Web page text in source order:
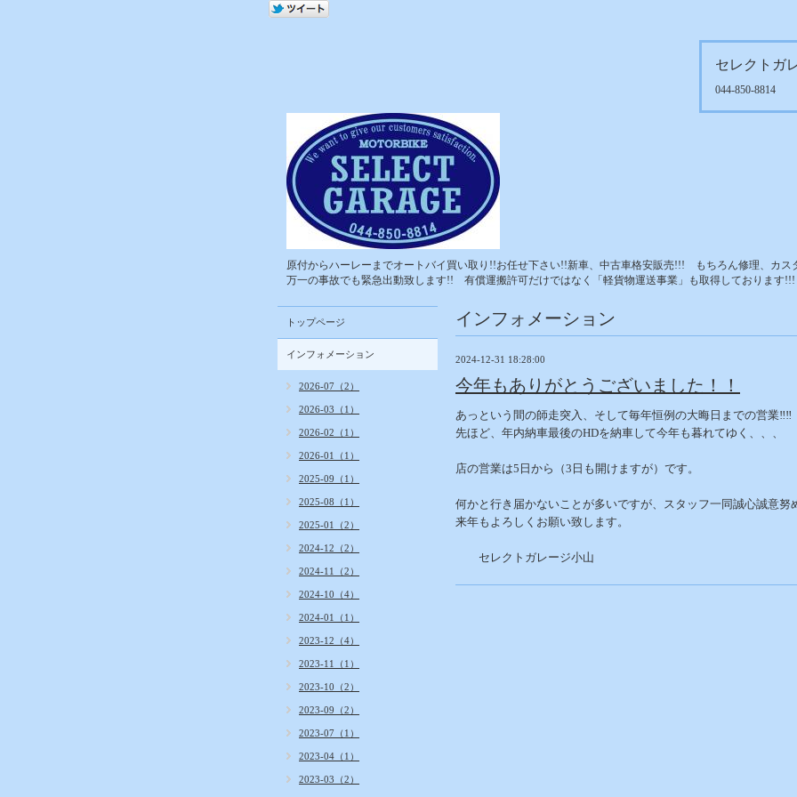
セレクトガ
044-850-8814
原付からハーレーまでオートバイ買い取り!!お任せ下さい!!新車、中古車格安販売!!! もちろん修理、カ
万一の事故でも緊急出動致します!! 有償運搬許可だけではなく「軽貨物運送事業」も取得しております!!!
インフォメーション
2024-12-31 18:28:00
今年もありがとうございました！！
あっという間の師走突入、そして毎年恒例の大晦日までの営業‼‼
先ほど、年内納車最後のHDを納車して今年も暮れてゆく、、、
店の営業は5日から（3日も開けますが）です。
何かと行き届かないことが多いですが、スタッフ一同誠心誠意努
来年もよろしくお願い致します。
セレクトガレージ小山
トップページ
インフォメーション
2026-07（2）
2026-03（1）
2026-02（1）
2026-01（1）
2025-09（1）
2025-08（1）
2025-01（2）
2024-12（2）
2024-11（2）
2024-10（4）
2024-01（1）
2023-12（4）
2023-11（1）
2023-10（2）
2023-09（2）
2023-07（1）
2023-04（1）
2023-03（2）